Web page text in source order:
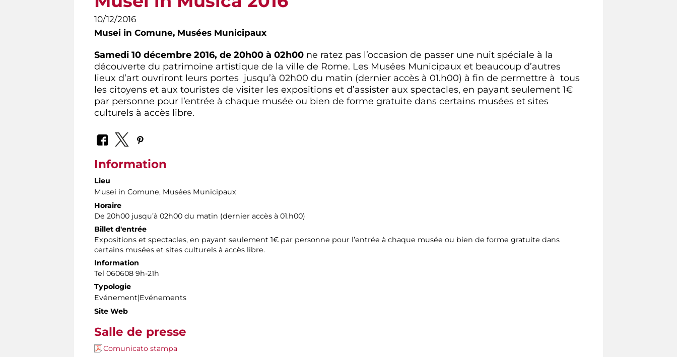
10/12/2016
Musei in Comune, Musées Municipaux
Samedi 10 décembre 2016, de 20h00 à 02h00 ne ratez pas l’occasion de passer une nuit spéciale à la
découverte du patrimoine artistique de la ville de Rome. Les Musées Municipaux et beaucoup d’autres
lieux d’art ouvriront leurs portes jusqu’à 02h00 du matin (dernier accès à 01.h00) à fin de permettre à tous
les citoyens et aux touristes de visiter les expositions et d’assister aux spectacles, en payant seulement 1€
par personne pour l’entrée à chaque musée ou bien de forme gratuite dans certains musées et sites
culturels à accès libre.
Information
Lieu
Musei in Comune, Musées Municipaux
Horaire
De 20h00 jusqu’à 02h00 du matin (dernier accès à 01.h00)
Billet d'entrée
Expositions et spectacles, en payant seulement 1€ par personne pour l’entrée à chaque musée ou bien de forme gratuite dans
certains musées et sites culturels à accès libre.
Information
Tel 060608 9h-21h
Typologie
Evénement|Evénements
Site Web
Salle de presse
Comunicato stampa